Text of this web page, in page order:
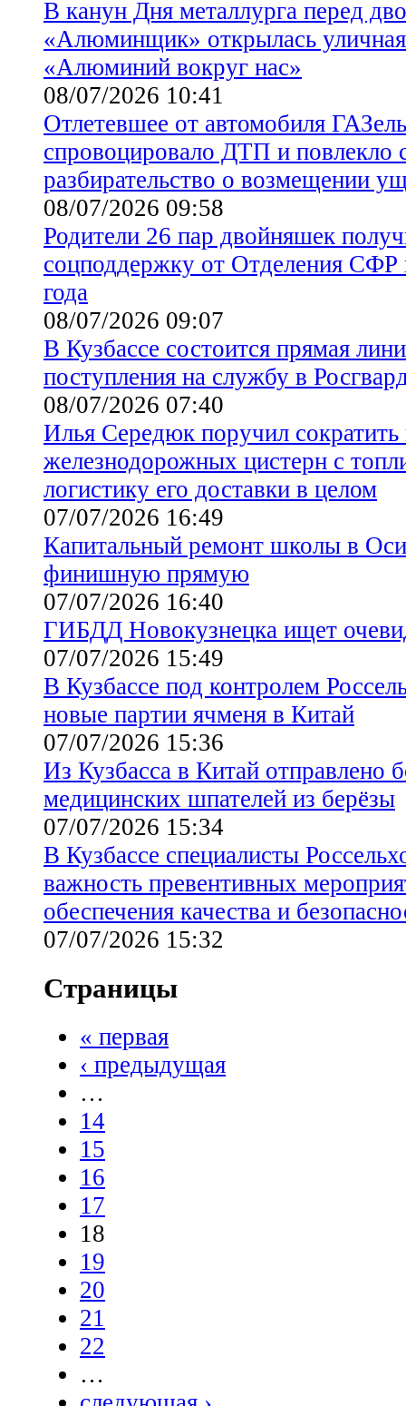
В канун Дня металлурга перед
«Алюминщик» открылась
«Алюминий вокруг нас»
08/07/2026 10:41
Отлетевшее от автомобиля
спровоцировало ДТП и повлекло
разбирательство о возмещении
08/07/2026 09:58
Родители 26 пар двойняшек
соцподдержку от Отделения СФР
года
08/07/2026 09:07
В Кузбассе состоится прямая
поступления на службу в
08/07/2026 07:40
Илья Середюк поручил сократить
железнодорожных цистерн с
логистику его доставки в целом
07/07/2026 16:49
Капитальный ремонт школы в
финишную прямую
07/07/2026 16:40
ГИБДД Новокузнецка ищет
07/07/2026 15:49
В Кузбассе под контролем
новые партии ячменя в Китай
07/07/2026 15:36
Из Кузбасса в Китай отправлено
медицинских шпателей из берёзы
07/07/2026 15:34
В Кузбассе специалисты
важность превентивных
обеспечения качества и
07/07/2026 15:32
Страницы
« первая
‹ предыдущая
…
14
15
16
17
18
19
20
21
22
…